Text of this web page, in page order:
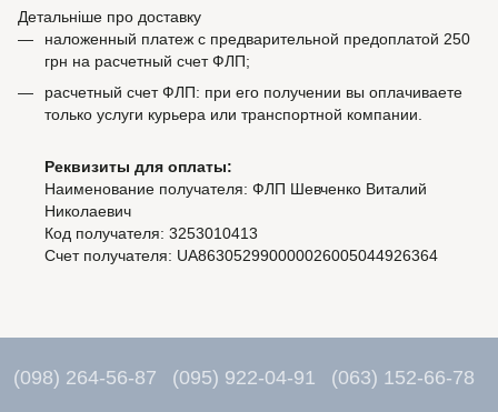
Детальніше про доставку
наложенный платеж с предварительной предоплатой 250
грн на расчетный счет ФЛП;
расчетный счет ФЛП: при его получении вы оплачиваете
только услуги курьера или транспортной компании.
Реквизиты для оплаты:
Наименование получателя: ФЛП Шевченко Виталий
Николаевич
Код получателя: 3253010413
Счет получателя: UA863052990000026005044926364
(098) 264-56-87 (095) 922-04-91 (063) 152-66-78